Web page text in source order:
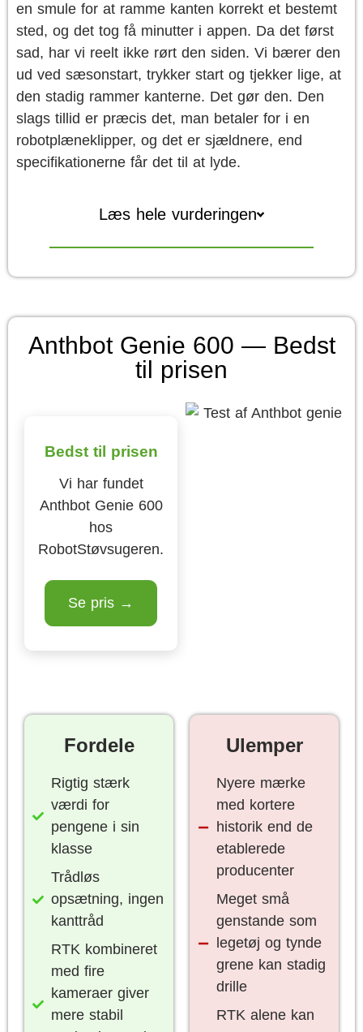
en smule for at ramme kanten korrekt et bestemt
sted, og det tog få minutter i appen. Da det først
sad, har vi reelt ikke rørt den siden. Vi bærer den
ud ved sæsonstart, trykker start og tjekker lige, at
den stadig rammer kanterne. Det gør den. Den
slags tillid er præcis det, man betaler for i en
robotplæneklipper, og det er sjældnere, end
specifikationerne får det til at lyde.
Læs hele vurderingen
Anthbot Genie 600 — Bedst
til prisen
Bedst til prisen
Vi har fundet
Anthbot Genie 600
hos
RobotStøvsugeren.
Se pris →
Fordele
Rigtig stærk
værdi for
pengene i sin
klasse
Trådløs
opsætning, ingen
kanttråd
RTK kombineret
med fire
kameraer giver
mere stabil
Ulemper
Nyere mærke
med kortere
historik end de
etablerede
producenter
Meget små
genstande som
legetøj og tynde
grene kan stadig
drille
RTK alene kan